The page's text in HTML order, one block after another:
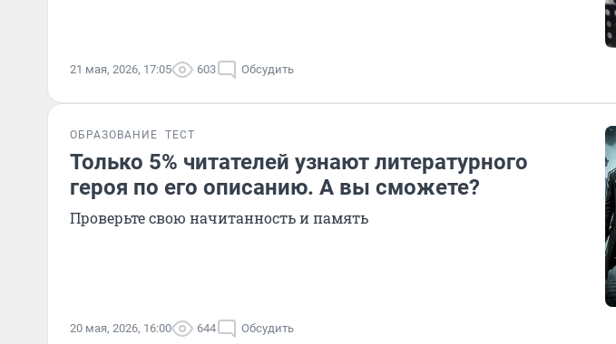
21 мая, 2026, 17:05 603 Обсудить
ОБРАЗОВАНИЕ ТЕСТ
Только 5% читателей узнают литературного
героя по его описанию. А вы сможете?
Проверьте свою начитанность и память
20 мая, 2026, 16:00 644 Обсудить